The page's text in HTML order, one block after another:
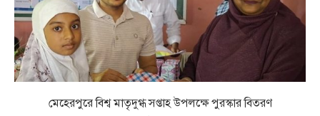
মেহেরপুরে বিশ্ব মাতৃদুগ্ধ সপ্তাহ উপলক্ষে পুরস্কার বিতরণ